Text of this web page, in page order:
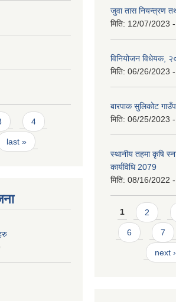
4
last »
जुवा तास नियन्त्रण
मिति: 12/07/2023
विनियोजन विधेयक,
मिति: 06/26/2023
बारपाक सुलिकोट
मिति: 06/25/2023
स्थानीय तहमा कृषि
कार्यविधि 2079
मिति: 08/16/2022
Pages
1 2
6 7
next ›